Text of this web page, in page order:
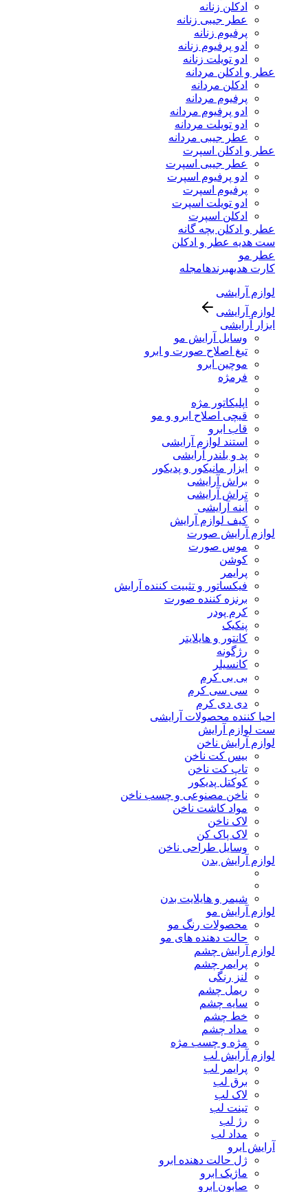
ادکلن زنانه
عطر جیبی زنانه
پرفیوم زنانه
ادو پرفیوم زنانه
ادو تویلت زنانه
عطر و ادکلن مردانه
ادکلن مردانه
پرفیوم مردانه
ادو پرفیوم مردانه
ادو تویلت مردانه
عطر جیبی مردانه
عطر و ادکلن اسپرت
عطر جیبی اسپرت
ادو پرفیوم اسپرت
پرفیوم اسپرت
ادو تویلت اسپرت
ادکلن اسپرت
عطر و ادکلن بچه گانه
ست هدیه عطر و ادکلن
عطر مو
کارت هدیهبرندهامجله
لوازم آرایشی
لوازم آرایشی
ابزار آرایشی
وسایل آرایش مو
تیغ اصلاح صورت و ابرو
موچین ابرو
فرمژه
اپلیکاتور مژه
قیچی اصلاح ابرو و مو
قاب ابرو
استند لوازم آرایشی
پد و بلندر آرایشی
ابزار مانیکور و پدیکور
براش آرایشی
تراش آرایشی
آینه آرایشی
کیف لوازم آرایش
لوازم آرایش صورت
موس صورت
کوشن
پرایمر
فیکساتور و تثبیت کننده آرایش
برنزه کننده صورت
کرم پودر
پنکیک
کانتور و هایلایتر
رژگونه
کانسیلر
بی بی کرم
سی سی کرم
دی دی کرم
احیا کننده محصولات آرایشی
ست لوازم آرایش
لوازم آرایش ناخن
بیس کت ناخن
تاپ کت ناخن
کوکتل پدیکور
ناخن مصنوعی و چسب ناخن
مواد کاشت ناخن
لاک ناخن
لاک پاک کن
وسایل طراحی ناخن
لوازم آرایش بدن
شیمر و هایلایت بدن
لوازم آرایش مو
محصولات رنگ مو
حالت دهنده های مو
لوازم آرایش چشم
پرایمر چشم
لنز رنگی
ریمل چشم
سایه چشم
خط چشم
مداد چشم
مژه و چسب مژه
لوازم آرایش لب
پرایمر لب
برق لب
لاک لب
تینت لب
رژ لب
مداد لب
آرایش ابرو
ژل حالت دهنده ابرو
ماژیک ابرو
صابون ابرو